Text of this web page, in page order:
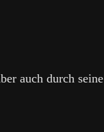
auch durch seine